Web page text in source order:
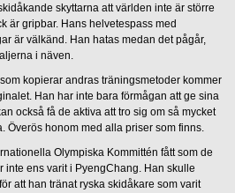
skyttarna att världen inte är större
är gripbar. Hans helvetespass med
är välkänd. Han hatas medan det pågår,
i näven.
kopierar andras träningsmetoder kommer
Han har inte bara förmågan att ge sina
också få de aktiva att tro sig om så mycket
Överös honom med alla priser som finns.
Olympiska Kommittén fått som de
inte ens varit i PyengChang. Han skulle
att han tränat ryska skidåkare som varit